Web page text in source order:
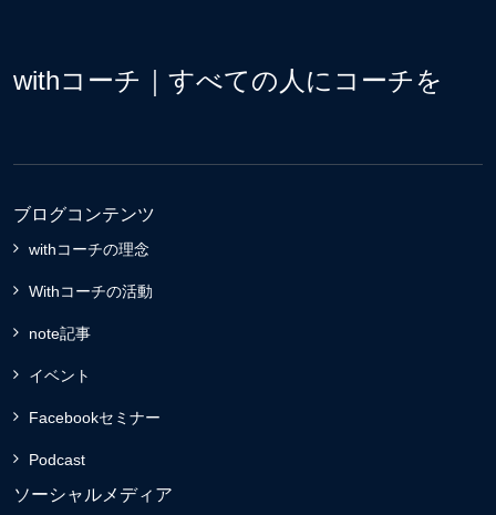
withコーチ｜すべての人にコーチを
ブログコンテンツ
withコーチの理念
Withコーチの活動
note記事
イベント
Facebookセミナー
Podcast
ソーシャルメディア